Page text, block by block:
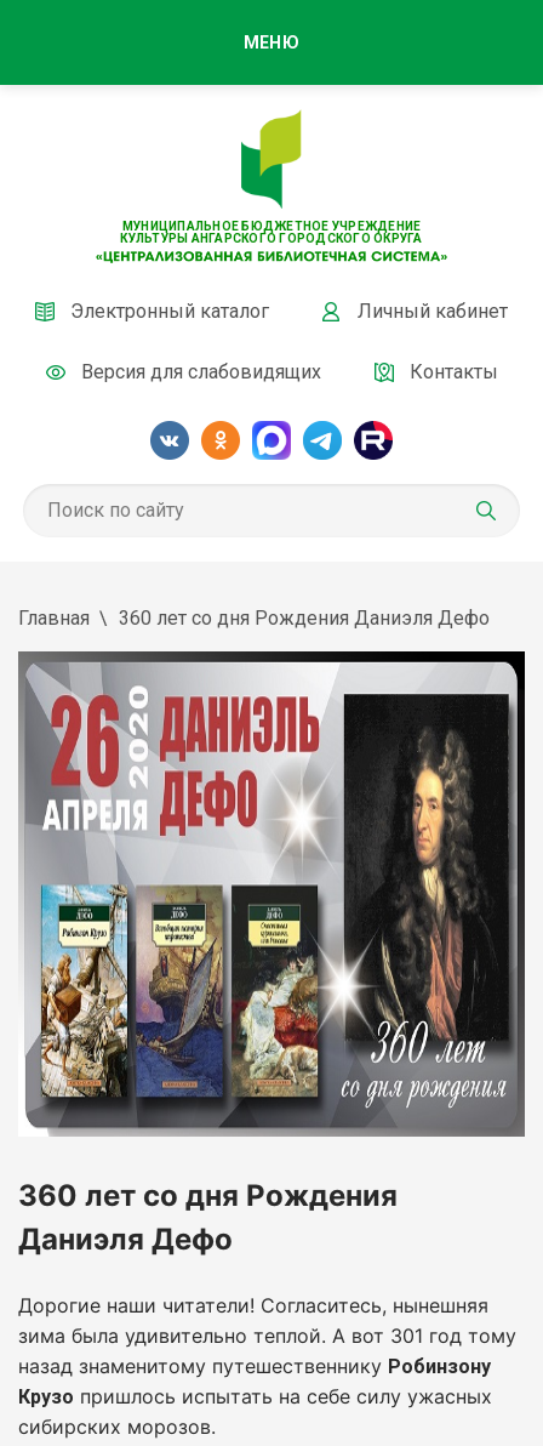
МУНИЦИПАЛЬНОЕ БЮДЖЕТНОЕ УЧРЕЖДЕНИЕ
КУЛЬТУРЫ АНГАРСКОГО ГОРОДСКОГО ОКРУГА
Электронный каталог Личный кабинет
Версия для слабовидящих Контакты
МЕНЮ
Главная 360 лет со дня Рождения Даниэля Дефо
360 лет со дня Рождения
Даниэля Дефо
Дорогие наши читатели! Согласитесь, нынешняя
зима была удивительно теплой. А вот 301 год тому
назад знаменитому путешественнику Робинзону
Крузо пришлось испытать на себе силу ужасных
сибирских морозов.